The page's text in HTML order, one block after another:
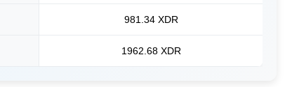
981.34 XDR
1962.68 XDR